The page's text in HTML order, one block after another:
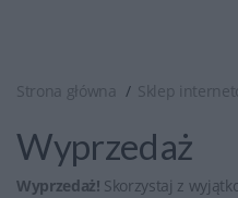
Strona główna Sklep
Wyprzedaż
Wyprzedaż! Skorzystaj z